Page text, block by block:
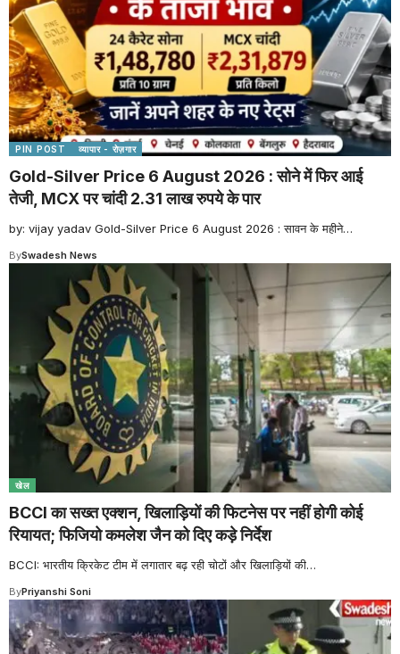
PIN POST व्यापार - रोज़गार
Gold-Silver Price 6 August 2026 : सोने में फिर आई
तेजी, MCX पर चांदी 2.31 लाख रुपये के पार
by: vijay yadav Gold-Silver Price 6 August 2026 : सावन के महीने…
BySwadesh News
खेल
BCCI का सख्त एक्शन, खिलाड़ियों की फिटनेस पर नहीं होगी कोई
रियायत; फिजियो कमलेश जैन को दिए कड़े निर्देश
BCCI: भारतीय क्रिकेट टीम में लगातार बढ़ रही चोटों और खिलाड़ियों की…
ByPriyanshi Soni